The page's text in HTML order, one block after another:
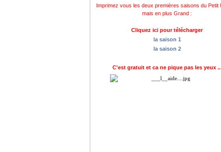
Imprimez vous les deux premières saisons du Petit
mais en plus Grand :
Cliquez ici pour télécharger
la saison 1
la saison 2
C'est gratuit et ca ne pique pas les yeux